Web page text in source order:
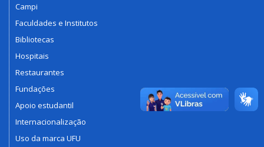
Campi
Faculdades e Institutos
Bibliotecas
Hospitais
Restaurantes
Fundações
Apoio estudantil
Internacionalização
Uso da marca UFU